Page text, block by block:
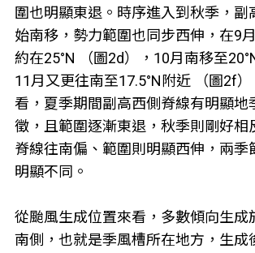
圍也明顯東退。時序進入到秋季，副
始南移，勢力範圍也同步西伸，在9
約在25°N （圖2d），10月南移至
11月又更往南至17.5°N附近 （圖2f
看，夏季期間副高西側脊線有明顯地
徵，且範圍逐漸東退，秋季則剛好相
脊線往南偏、範圍則明顯西伸，兩季
明顯不同。
從颱風生成位置來看，多數傾向生成
南側，也就是季風槽所在地方，生成